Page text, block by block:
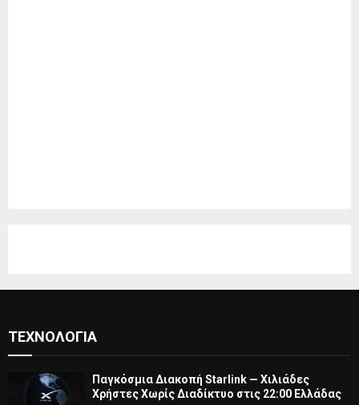
ΤΕΧΝΟΛΟΓΊΑ
Παγκόσμια Διακοπή Starlink — Χιλιάδες
Χρήστες Χωρίς Διαδίκτυο στις 22:00 Ελλάδας